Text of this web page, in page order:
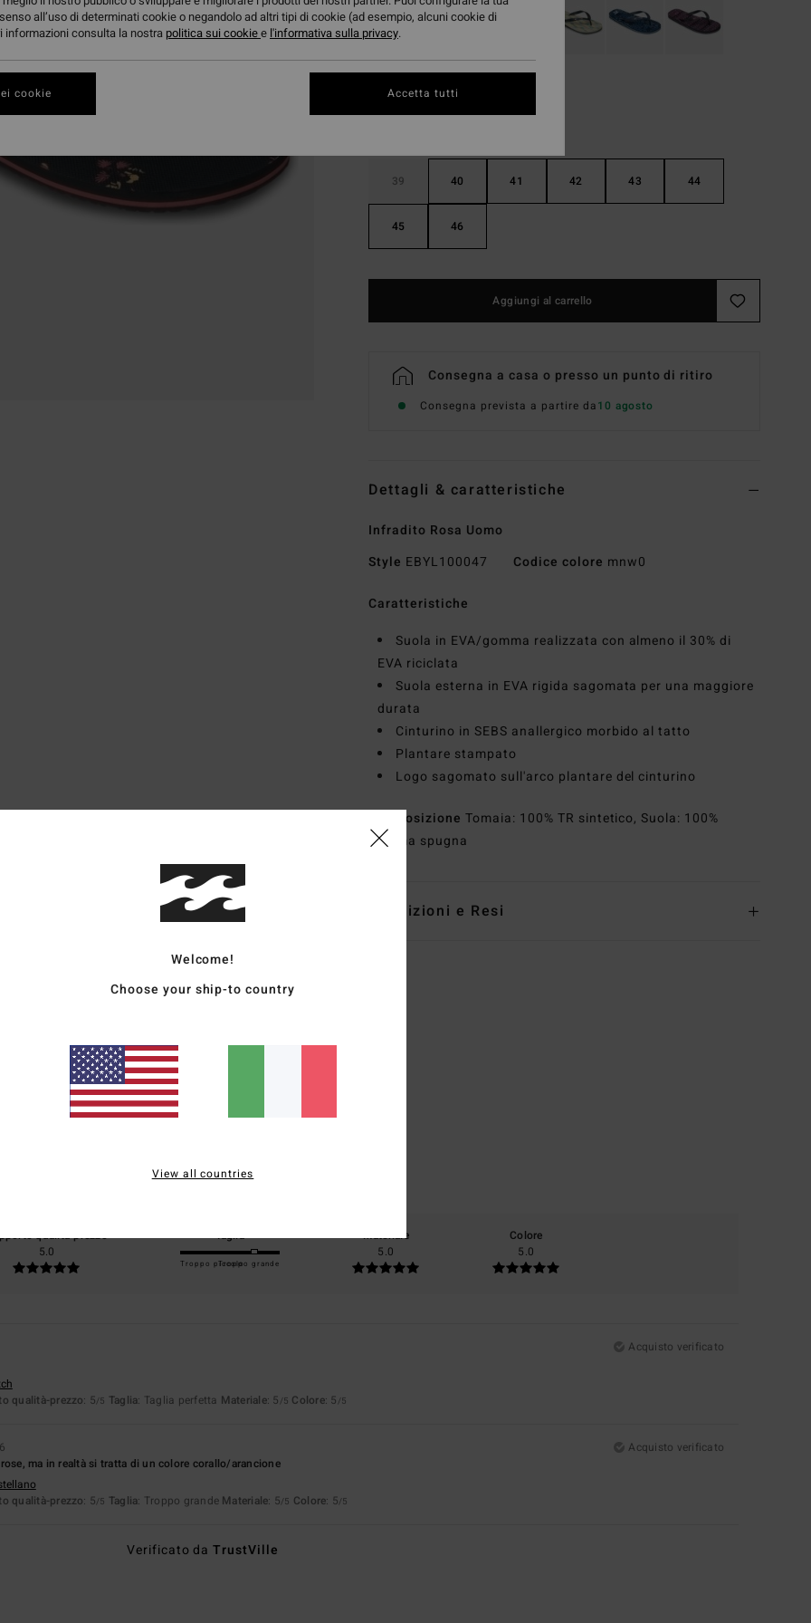
39 40 41 42 43 44
45 46
Aggiungi al carrello
Consegna a casa o presso un punto di ritiro
Consegna prevista a partire da10 agosto
Dettagli & caratteristiche
Infradito Rosa Uomo
Style EBYL100047 Codice colore mnw0
Caratteristiche
Suola in EVA/gomma realizzata con almeno il 30% di
EVA riciclata
Suola esterna in EVA rigida sagomata per una maggiore
durata
Cinturino in SEBS anallergico morbido al tatto
Plantare stampato
Logo sagomato sull'arco plantare del cinturino
Composizione Tomaia: 100% TR sintetico, Suola: 100%
gomma spugna
Spedizioni e Resi
Punteggio medio
4.0 /5
2 recensioni verificatedal maggio 2026
qualità-prezzo
5.0
Taglia
Troppo piccoloTroppo grande
Materiale
5.0
Colore
5.0
Acquisto verificato
qualità-prezzo: 5/5 Taglia: Taglia perfetta Materiale: 5 /5 Colore: 5 /5
Acquisto verificato
ma in realtà si tratta di un colore corallo/arancione
qualità-prezzo: 5/5 Taglia: Troppo grande Materiale: 5/5 Colore: 5/5
Verificato daTrustVille
Welcome!
Choose your ship-to country
View all countries
all’uso di determinati cookie o negandolo ad altri tipi di cookie (ad esempio, alcuni cookie di
informazioni consulta la nostra politica sui cookiee l'informativa sulla privacy.
cookie Accetta tutti